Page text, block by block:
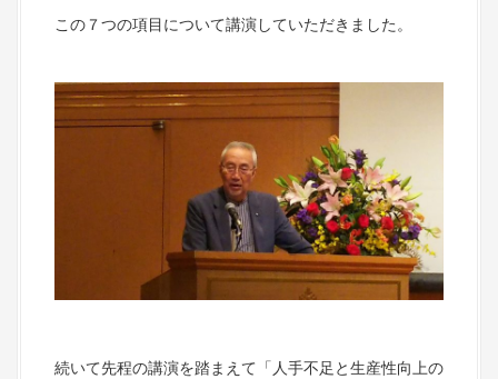
この７つの項目について講演していただきました。
続いて先程の講演を踏まえて「人手不足と生産性向上の